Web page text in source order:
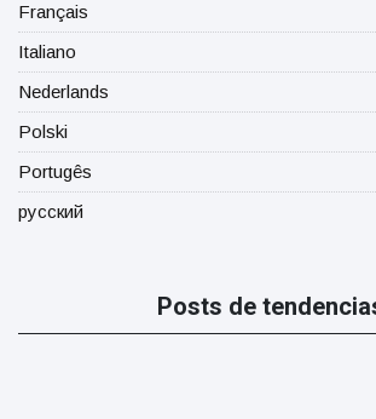
Français
Italiano
Nederlands
Polski
Portugês
русский
Posts de